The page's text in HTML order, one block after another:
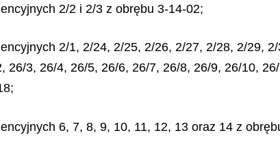
2/2 i 2/3 z obrębu 3-14-02;
2/1, 2/24, 2/25, 2/26, 2/27, 2/28, 2/29,
26/3, 26/4, 26/5, 26/6, 26/7, 26/8, 26/9, 26/10,
6, 7, 8, 9, 10, 11, 12, 13 oraz 14 z